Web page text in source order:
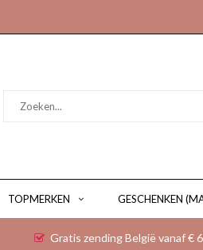
TOPMERKEN GESCHENKEN
Gratis zending België vanaf €